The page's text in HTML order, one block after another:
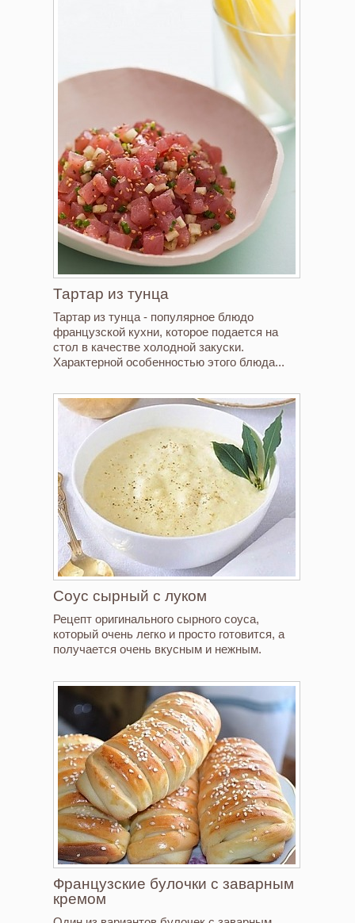
Тартар из тунца
Тартар из тунца - популярное блюдо
французской кухни, которое подается на
стол в качестве холодной закуски.
Характерной особенностью этого блюда...
Соус сырный с луком
Рецепт оригинального сырного соуса,
который очень легко и просто готовится, а
получается очень вкусным и нежным.
Французские булочки с заварным
кремом